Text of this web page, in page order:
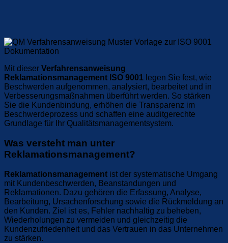
Mit dieser Verfahrensanweisung
Reklamationsmanagement ISO 9001 legen Sie fest, wie
Beschwerden aufgenommen, analysiert, bearbeitet und in
Verbesserungsmaßnahmen überführt werden. So stärken
Sie die Kundenbindung, erhöhen die Transparenz im
Beschwerdeprozess und schaffen eine auditgerechte
Grundlage für Ihr Qualitätsmanagementsystem.
Was versteht man unter
Reklamationsmanagement?
Reklamationsmanagement ist der systematische Umgang
mit Kundenbeschwerden, Beanstandungen und
Reklamationen. Dazu gehören die Erfassung, Analyse,
Bearbeitung, Ursachenforschung sowie die Rückmeldung an
den Kunden. Ziel ist es, Fehler nachhaltig zu beheben,
Wiederholungen zu vermeiden und gleichzeitig die
Kundenzufriedenheit und das Vertrauen in das Unternehmen
zu stärken.